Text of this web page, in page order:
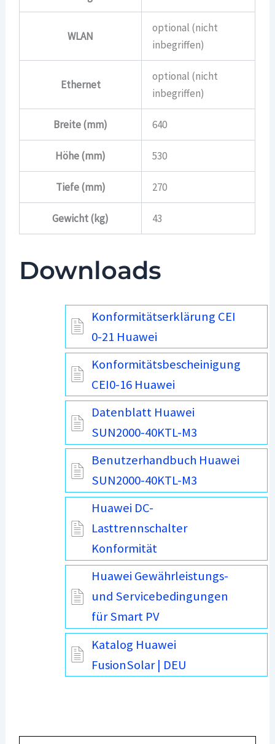
WLAN
optional (nicht
inbegriffen)
Ethernet
optional (nicht
inbegriffen)
Breite (mm) 640
Höhe (mm) 530
Tiefe (mm) 270
Gewicht (kg) 43
Downloads
Konformitätserklärung CEI
0-21 Huawei
Konformitätsbescheinigung
CEI0-16 Huawei
Datenblatt Huawei
SUN2000-40KTL-M3
Benutzerhandbuch Huawei
SUN2000-40KTL-M3
Huawei DC-
Lasttrennschalter
Konformität
Huawei Gewährleistungs-
und Servicebedingungen
für Smart PV
Katalog Huawei
FusionSolar | DEU